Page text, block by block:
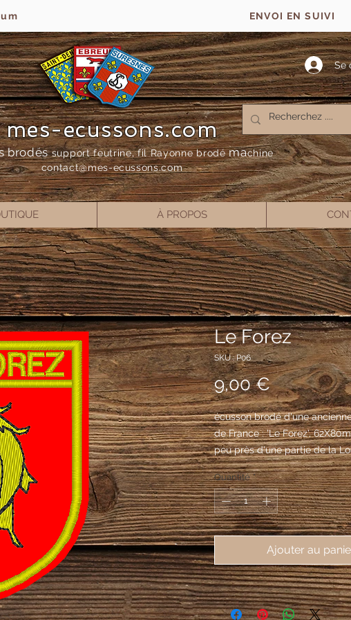
ENVOI EN SUIVI
Se
mes-ecussons.com
brodés support feutrine, fil Rayonne brodémachine
contact@mes-ecussons.com
À PROPOS
Le Forez
SKU : P06
9,00 €Prix
écusson brodé d'une
de France : 'Le Forez',
peu près d'une partie de la
partie de la Haute Loire, une
Puy-de-Dôme.
de gueules au dauphin d'or
Quantité *
Ajouter au